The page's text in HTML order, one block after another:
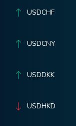
USDCHF
USDCNY
USDDKK
USDHKD